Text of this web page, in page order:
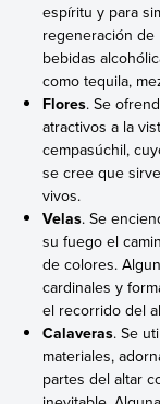
espíritu y para
regeneración de
bebidas
como tequila,
Flores. Se
atractivos a la
cempasúchil,
se cree que
vivos.
Velas. Se
su fuego el
de colores.
cardinales y
el recorrido del
Calaveras. Se
materiales,
partes del altar